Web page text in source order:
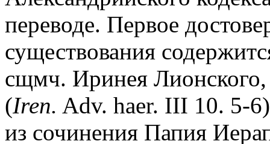
переводе. Первое
существования
сщмч. Иринея
(Iren. Adv. haer. III 10. 5-
из сочинения Папия